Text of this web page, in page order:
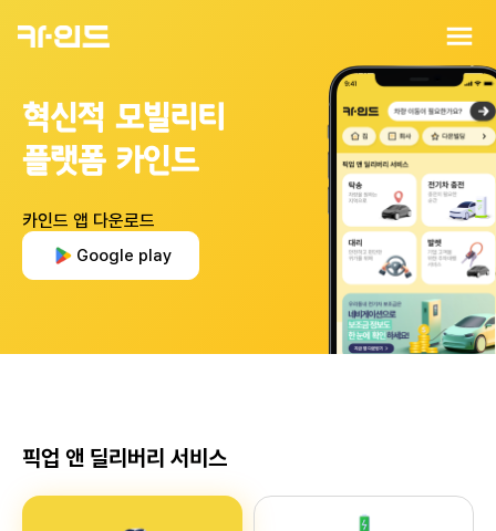
혁신적 모빌리티
플랫폼 카인드
Google play
카인드 앱 다운로드
픽업 앤 딜리버리 서비스